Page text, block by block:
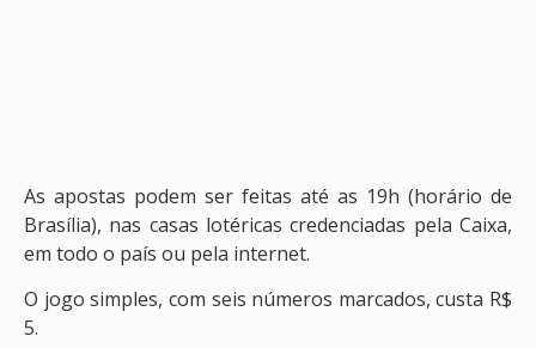
As apostas podem ser feitas até as 19h (horário de
Brasília), nas casas lotéricas credenciadas pela Caixa,
em todo o país ou pela internet.
O jogo simples, com seis números marcados, custa R$
5.